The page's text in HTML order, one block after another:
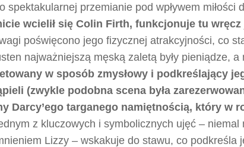
spektakularnej przemianie pod wpływem miłości
wcielił się Colin Firth, funkcjonuje tu
poświęcono jego fizycznej atrakcyjności, co
najważniejszą męską zaletą były pieniądze, a
w sposób zmysłowy i podkreślający
(zwykle podobna scena była
Darcy’ego targanego namiętnością, który w
z kluczowych i symbolicznych ujęć –
Lizzy – wskakuje do stawu, co podkreśla